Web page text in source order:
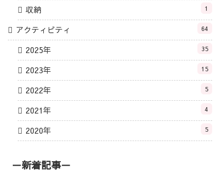
収納 1
アクティビティ 64
2025年 35
2023年 15
2022年 5
2021年 4
2020年 5
－新着記事－